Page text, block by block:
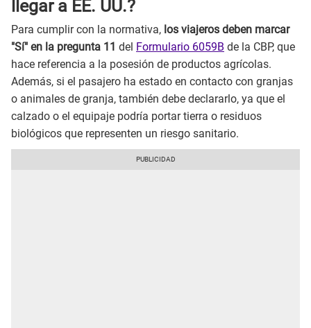
llegar a EE. UU.?
Para cumplir con la normativa, los viajeros deben marcar
"Sí" en la pregunta 11 del Formulario 6059B de la CBP, que
hace referencia a la posesión de productos agrícolas.
Además, si el pasajero ha estado en contacto con granjas
o animales de granja, también debe declararlo, ya que el
calzado o el equipaje podría portar tierra o residuos
biológicos que representen un riesgo sanitario.